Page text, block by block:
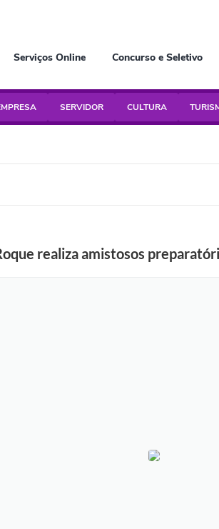
Serviços Online Concurso e Seletivo
SERVIDOR CULTURA
realiza amistosos